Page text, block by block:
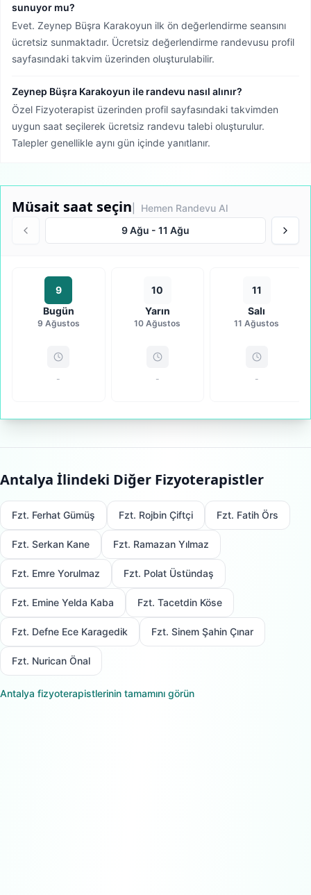
sunuyor mu?
Evet. Zeynep Büşra Karakoyun ilk ön değerlendirme seansını
ücretsiz sunmaktadır. Ücretsiz değerlendirme randevusu profil
sayfasındaki takvim üzerinden oluşturulabilir.
Zeynep Büşra Karakoyun ile randevu nasıl alınır?
Özel Fizyoterapist üzerinden profil sayfasındaki takvimden
uygun saat seçilerek ücretsiz randevu talebi oluşturulur.
Talepler genellikle aynı gün içinde yanıtlanır.
Müsait saat seçin | Hemen Randevu Al
9 Ağu - 11 Ağu
9
Bugün
9 Ağustos
-
10
Yarın
10 Ağustos
-
11
Salı
11 Ağustos
-
Antalya İlindeki Diğer Fizyoterapistler
Fzt. Ferhat Gümüş Fzt. Rojbin Çiftçi Fzt. Fatih Örs
Fzt. Serkan Kane Fzt. Ramazan Yılmaz
Fzt. Emre Yorulmaz Fzt. Polat Üstündaş
Fzt. Emine Yelda Kaba Fzt. Tacetdin Köse
Fzt. Defne Ece Karagedik Fzt. Sinem Şahin Çınar
Fzt. Nurican Önal
Antalya fizyoterapistlerinin tamamını görün